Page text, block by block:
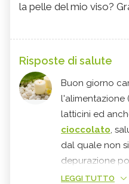
la pelle del mio viso?
Risposte di salute
Buon giorno
l'alimentazione
latticini ed
cioccolato,
dal quale non
depurazione
asolutamente
LEGGI TUTTO